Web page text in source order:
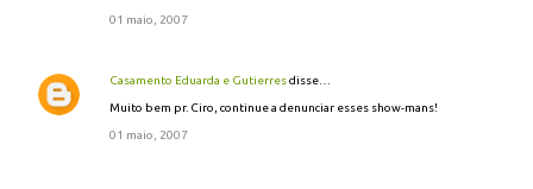
s
01 maio, 2007
Casamento Eduarda e Gutierresdisse…
Muito bem pr. Ciro, continue a denunciar esses show-mans!
01 maio, 2007